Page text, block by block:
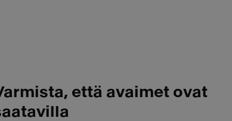
että avaimet ovat